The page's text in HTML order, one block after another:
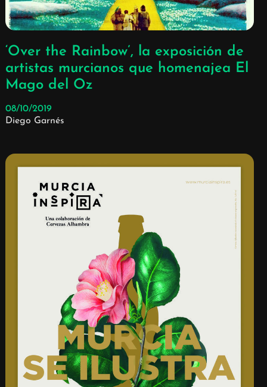
‘Over the Rainbow’, la exposición de
artistas murcianos que homenajea El
Mago del Oz
08/10/2019
Diego Garnés